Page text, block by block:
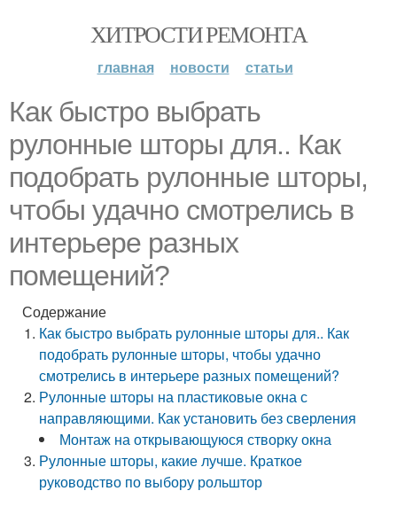
ХИТРОСТИ РЕМОНТА
главная новости статьи
Как быстро выбрать
рулонные шторы для.. Как
подобрать рулонные шторы,
чтобы удачно смотрелись в
интерьере разных
помещений?
Содержание
Как быстро выбрать рулонные шторы для.. Как
подобрать рулонные шторы, чтобы удачно
смотрелись в интерьере разных помещений?
Рулонные шторы на пластиковые окна с
направляющими. Как установить без сверления
Монтаж на открывающуюся створку окна
Рулонные шторы, какие лучше. Краткое
руководство по выбору рольштор